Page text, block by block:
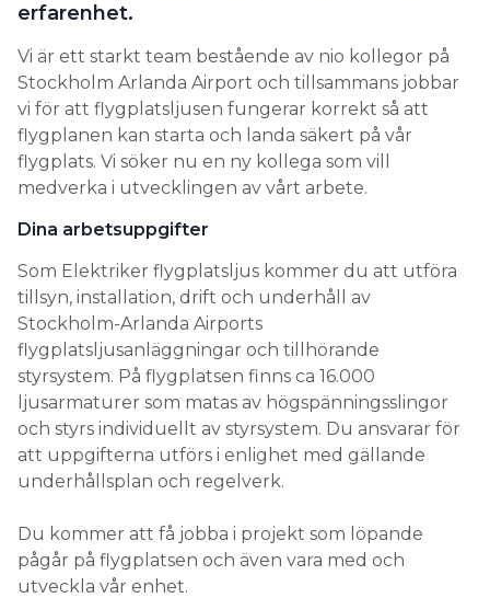
Om tidningen
Kontakt
Personuppgifter
Search for:
erfarenhet.
Vi är ett starkt team bestående av nio kollegor på
Stockholm Arlanda Airport och tillsammans jobbar
vi för att flygplatsljusen fungerar korrekt så att
flygplanen kan starta och landa säkert på vår
flygplats. Vi söker nu en ny kollega som vill
medverka i utvecklingen av vårt arbete.
Dina arbetsuppgifter
Som Elektriker flygplatsljus kommer du att utföra
tillsyn, installation, drift och underhåll av
Stockholm-Arlanda Airports
flygplatsljusanläggningar och tillhörande
styrsystem. På flygplatsen finns ca 16.000
ljusarmaturer som matas av högspänningsslingor
och styrs individuellt av styrsystem. Du ansvarar för
att uppgifterna utförs i enlighet med gällande
underhållsplan och regelverk.
Du kommer att få jobba i projekt som löpande
pågår på flygplatsen och även vara med och
utveckla vår enhet.